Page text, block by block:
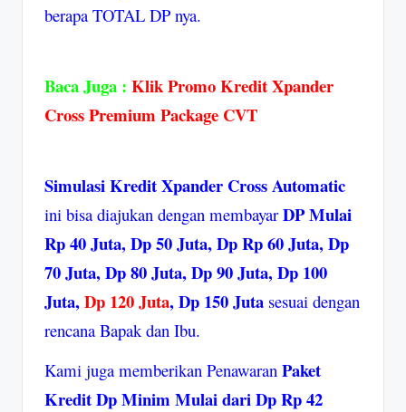
berapa TOTAL DP nya.
Baca Juga : Klik Promo Kredit Xpander
Cross Premium Package CVT
Simulasi Kredit Xpander Cross Automatic
ini bisa diajukan dengan membayar DP Mulai
Rp 40 Juta, Dp 50 Juta, Dp Rp 60 Juta, Dp
70 Juta, Dp 80 Juta, Dp 90 Juta, Dp 100
Juta,Dp 120 Juta, Dp 150 Juta sesuai dengan
rencana Bapak dan Ibu.
Kami juga memberikan Penawaran Paket
Kredit Dp Minim Mulai dari Dp Rp 42